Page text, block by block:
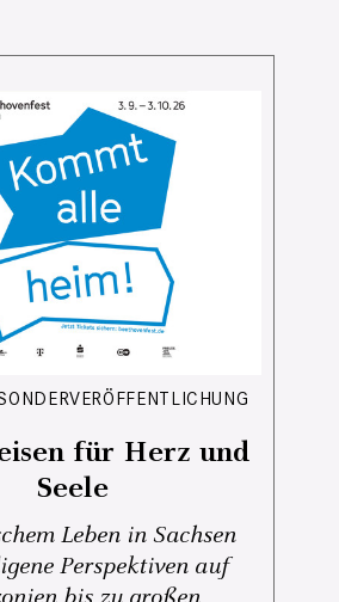
für Herz und
Seele
Leben in Sachsen
Perspektiven auf